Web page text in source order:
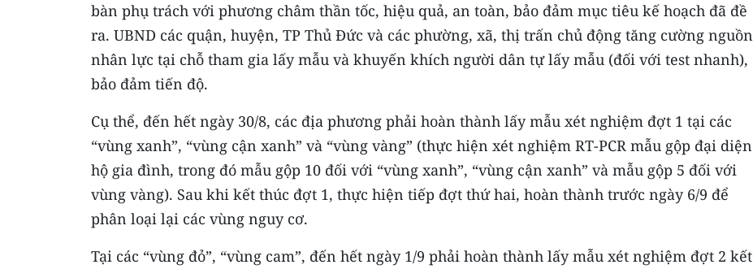
bàn phụ trách với phương châm thần tốc, hiệu quả, an toàn, bảo đảm mục tiêu kế hoạch đã đề
ra. UBND các quận, huyện, TP Thủ Đức và các phường, xã, thị trấn chủ động tăng cường nguồn
nhân lực tại chỗ tham gia lấy mẫu và khuyến khích người dân tự lấy mẫu (đối với test nhanh),
bảo đảm tiến độ.
Cụ thể, đến hết ngày 30/8, các địa phương phải hoàn thành lấy mẫu xét nghiệm đợt 1 tại các
“vùng xanh”, “vùng cận xanh” và “vùng vàng” (thực hiện xét nghiệm RT-PCR mẫu gộp đại diện
hộ gia đình, trong đó mẫu gộp 10 đối với “vùng xanh”, “vùng cận xanh” và mẫu gộp 5 đối với
vùng vàng). Sau khi kết thúc đợt 1, thực hiện tiếp đợt thứ hai, hoàn thành trước ngày 6/9 để
phân loại lại các vùng nguy cơ.
Tại các “vùng đỏ”, “vùng cam”, đến hết ngày 1/9 phải hoàn thành lấy mẫu xét nghiệm đợt 2 kết